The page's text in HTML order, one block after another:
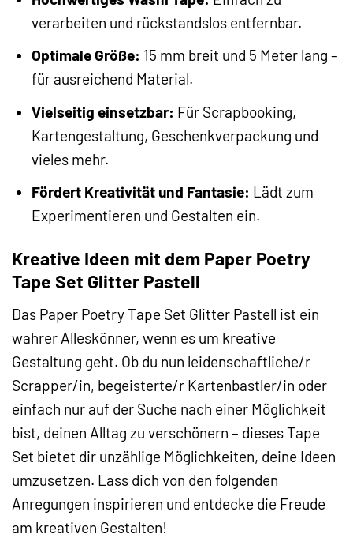
verarbeiten und rückstandslos entfernbar.
Optimale Größe: 15 mm breit und 5 Meter lang –
für ausreichend Material.
Vielseitig einsetzbar: Für Scrapbooking,
Kartengestaltung, Geschenkverpackung und
vieles mehr.
Fördert Kreativität und Fantasie: Lädt zum
Experimentieren und Gestalten ein.
Kreative Ideen mit dem Paper Poetry
Tape Set Glitter Pastell
Das Paper Poetry Tape Set Glitter Pastell ist ein
wahrer Alleskönner, wenn es um kreative
Gestaltung geht. Ob du nun leidenschaftliche/r
Scrapper/in, begeisterte/r Kartenbastler/in oder
einfach nur auf der Suche nach einer Möglichkeit
bist, deinen Alltag zu verschönern – dieses Tape
Set bietet dir unzählige Möglichkeiten, deine Ideen
umzusetzen. Lass dich von den folgenden
Anregungen inspirieren und entdecke die Freude
am kreativen Gestalten!